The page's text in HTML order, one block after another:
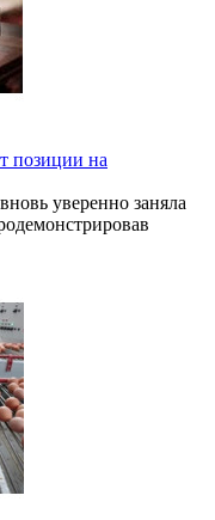
позиции на
уверенно заняла